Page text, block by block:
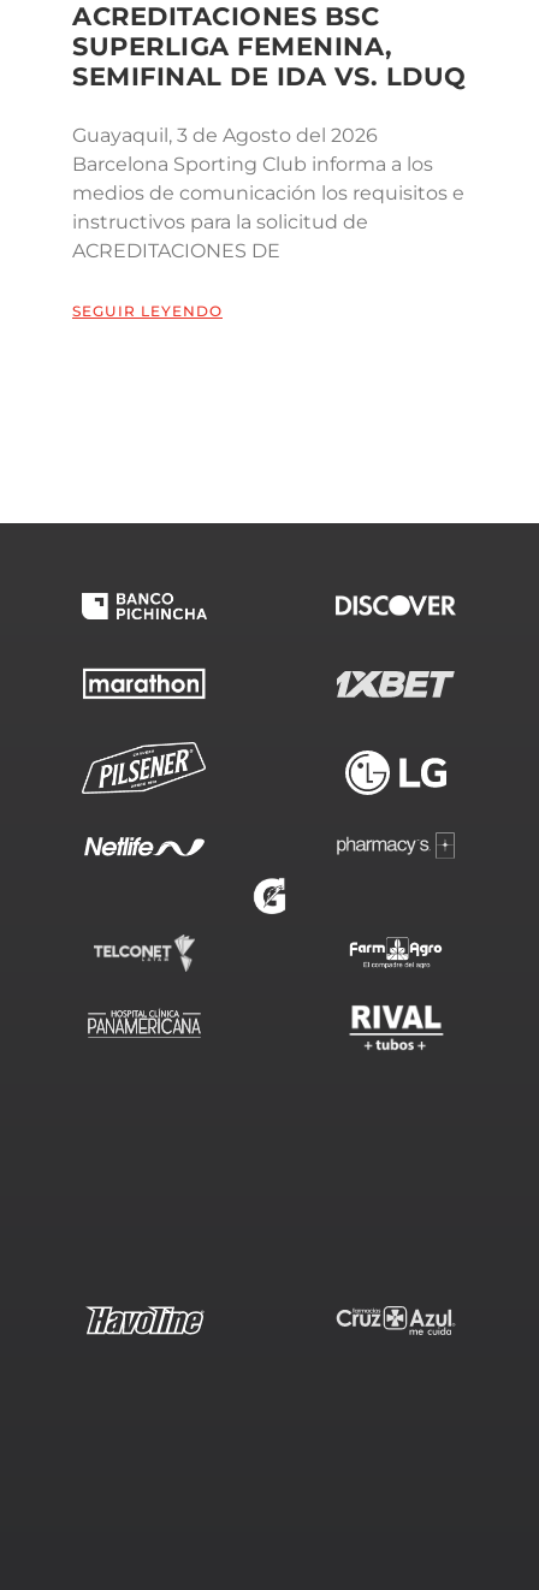
ACREDITACIONES BSC
SUPERLIGA FEMENINA,
SEMIFINAL DE IDA VS. LDUQ
Guayaquil, 3 de Agosto del 2026
Barcelona Sporting Club informa a los
medios de comunicación los requisitos e
instructivos para la solicitud de
ACREDITACIONES DE
SEGUIR LEYENDO